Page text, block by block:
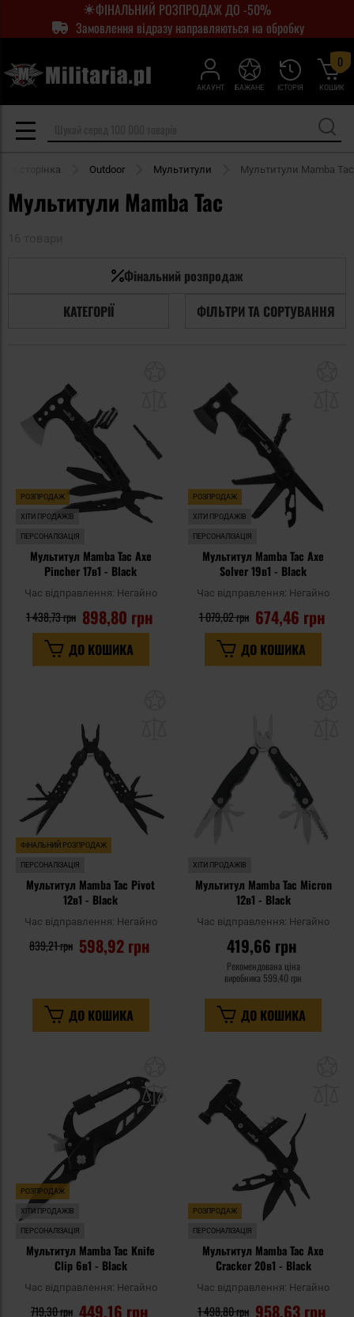
ФІНАЛЬНИЙ РОЗПРОДАЖ ДО -50%
Замовлення відразу направляються на обробку
АКАУНТ ІСТОРІЯ
БАЖАНЕ КОШИК
0
сторінка Outdoor Мультитули Мультитули Mamba Tac
Мультитули Mamba Tac
Фінальний розпродаж
КАТЕГОРІЇ
ФІЛЬТРИ ТА СОРТУВАННЯ
списку
уподобань
РОЗПРОДАЖ
ХІТИ ПРОДАЖІВ
ПЕРСОНАЛІЗАЦІЯ
Мультитул Mamba Tac Axe
Pincher 17в1 - Black
Час відправлення: Негайно
898,80 грн
1 438,73 грн
ДО КОШИКА
РОЗПРОДАЖ
ХІТИ ПРОДАЖІВ
ПЕРСОНАЛІЗАЦІЯ
Мультитул Mamba Tac Axe
Solver 19в1 - Black
Час відправлення: Негайно
674,46 грн
1 079,02 грн
ДО КОШИКА
ФІНАЛЬНИЙ РОЗПРОДАЖ
ПЕРСОНАЛІЗАЦІЯ
Мультитул Mamba Tac Pivot
12в1 - Black
Час відправлення: Негайно
598,92 грн
839,21 грн
ДО КОШИКА
ХІТИ ПРОДАЖІВ
Мультитул Mamba Tac Micron
12в1 - Black
Час відправлення: Негайно
419,66 грн
Рекомендована ціна
виробника 599,40 грн
ДО КОШИКА
уподобань
РОЗПРОДАЖ
ХІТИ ПРОДАЖІВ
ПЕРСОНАЛІЗАЦІЯ
Мультитул Mamba Tac Knife
Clip 6в1 - Black
Час відправлення: Негайно
449,16 грн
719,30 грн
РОЗПРОДАЖ
ПЕРСОНАЛІЗАЦІЯ
Мультитул Mamba Tac Axe
Cracker 20в1 - Black
Час відправлення: Негайно
958,63 грн
1 498,80 грн